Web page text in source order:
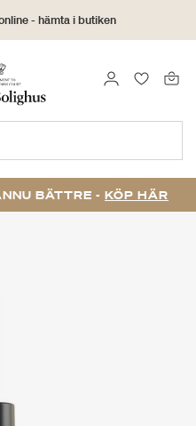
- hämta i butiken
returrätt
LOGGA IN
BÄTTRE - KÖP HÄR